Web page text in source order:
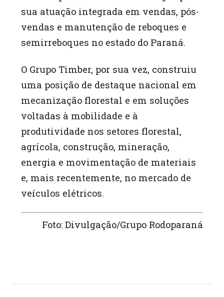
sua atuação integrada em vendas, pós-
vendas e manutenção de reboques e
semirreboques no estado do Paraná.
O Grupo Timber, por sua vez, construiu
uma posição de destaque nacional em
mecanização florestal e em soluções
voltadas à mobilidade e à
produtividade nos setores florestal,
agrícola, construção, mineração,
energia e movimentação de materiais
e, mais recentemente, no mercado de
veículos elétricos.
Foto: Divulgação/Grupo Rodoparaná